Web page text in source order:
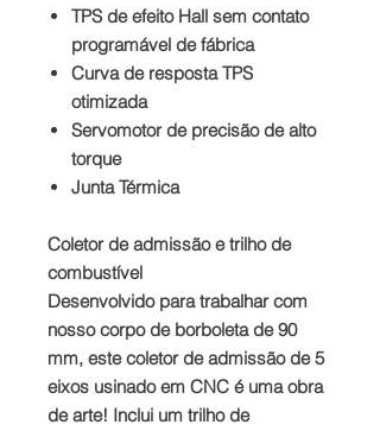
TPS de efeito Hall sem contato
programável de fábrica
Curva de resposta TPS
otimizada
Servomotor de precisão de alto
torque
Junta Térmica
Coletor de admissão e trilho de
combustível
Desenvolvido para trabalhar com
nosso corpo de borboleta de 90
mm, este coletor de admissão de 5
eixos usinado em CNC é uma obra
de arte! Inclui um trilho de